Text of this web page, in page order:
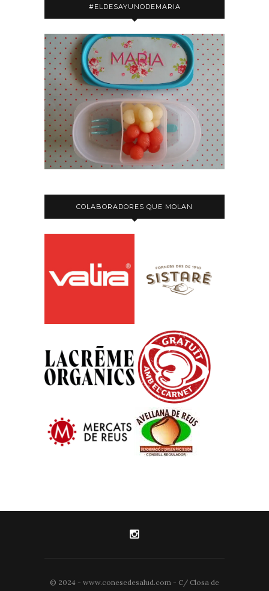
#ELDESAYUNODEMARIA
COLABORADORES QUE MOLAN
© 2024 - www.conesedesalud.com - C/ Closa de